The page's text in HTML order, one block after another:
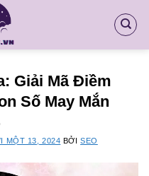
Giải Mã Điềm
Số May Mắn
MỘT 13, 2024 BỞISEO